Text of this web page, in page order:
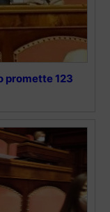
promette 123